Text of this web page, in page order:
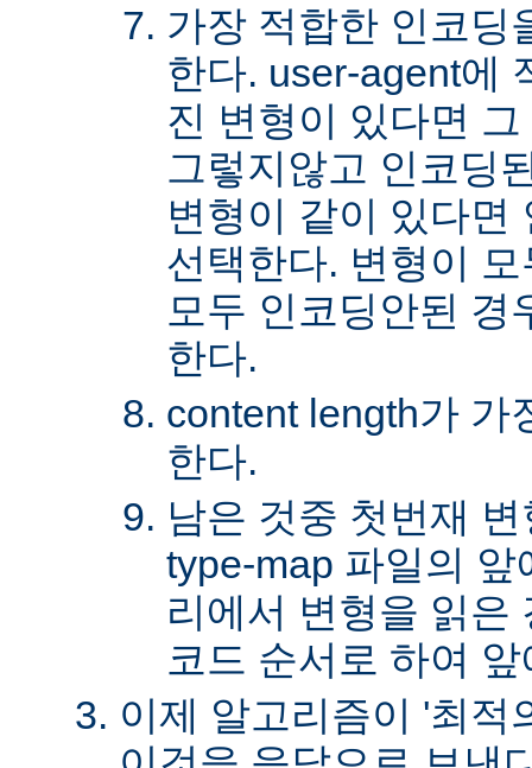
가장 적합한 인코딩
한다. user-agent에
진 변형이 있다면
그렇지않고 인코딩
변형이 같이 있다면
선택한다. 변형이
모두 인코딩안된 경
한다.
content length가 가
한다.
남은 것중 첫번재
type-map 파일의
리에서 변형을 읽은
코드 순서로 하여
이제 알고리즘이 '최적